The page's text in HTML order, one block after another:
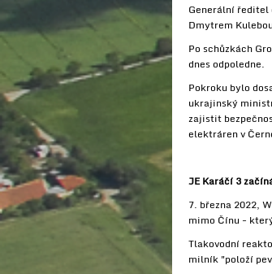
Generální
Dmytrem
Po schůzkách
dnes odpoledne.
Pokroku bylo
ukrajinský
zajistit
elektráren v
JE Karáčí 3
7. března 2022,
mimo Čínu -
Tlakovodní
milník "položí